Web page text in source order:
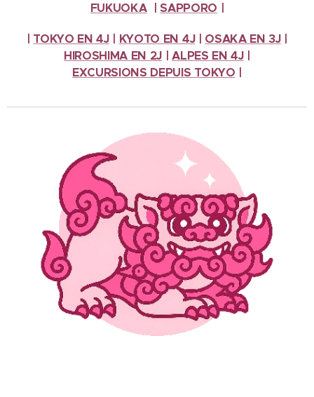
FUKUOKA|SAPPORO
TOKYO EN 4J KYOTO EN 4J OSAKA EN 3J
HIROSHIMA EN 2J
|ALPES EN 4J
EXCURSIONS DEPUIS TOKYO